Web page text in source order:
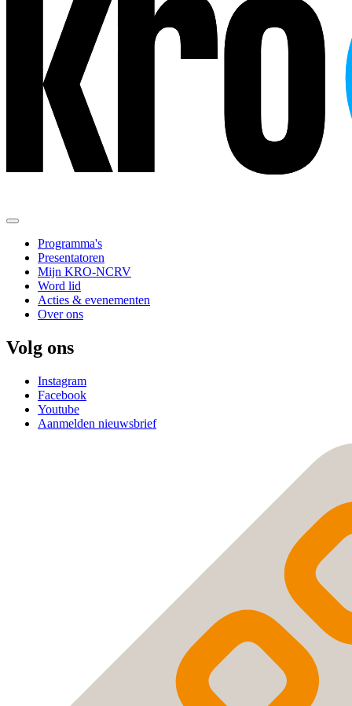
Programma's
Presentatoren
Mijn KRO-NCRV
Word lid
Acties & evenementen
Over ons
Volg ons
Instagram
Facebook
Youtube
Aanmelden nieuwsbrief